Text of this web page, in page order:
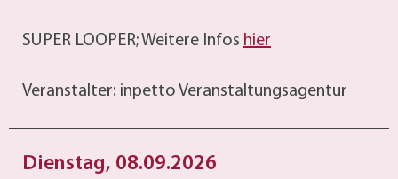
SUPER LOOPER; Weitere Infos hier
Veranstalter: inpetto Veranstaltungsagentur
Dienstag, 08.09.2026